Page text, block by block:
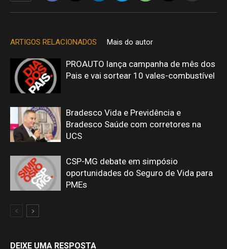
ARTIGOS RELACIONADOS Mais do autor
PROAUTO lança campanha de mês dos
Pais e vai sortear 10 vales-combustível
Bradesco Vida e Previdência e
Bradesco Saúde com corretores na
UCS
CSP-MG debate em simpósio
oportunidades do Seguro de Vida para
PMEs
DEIXE UMA RESPOSTA